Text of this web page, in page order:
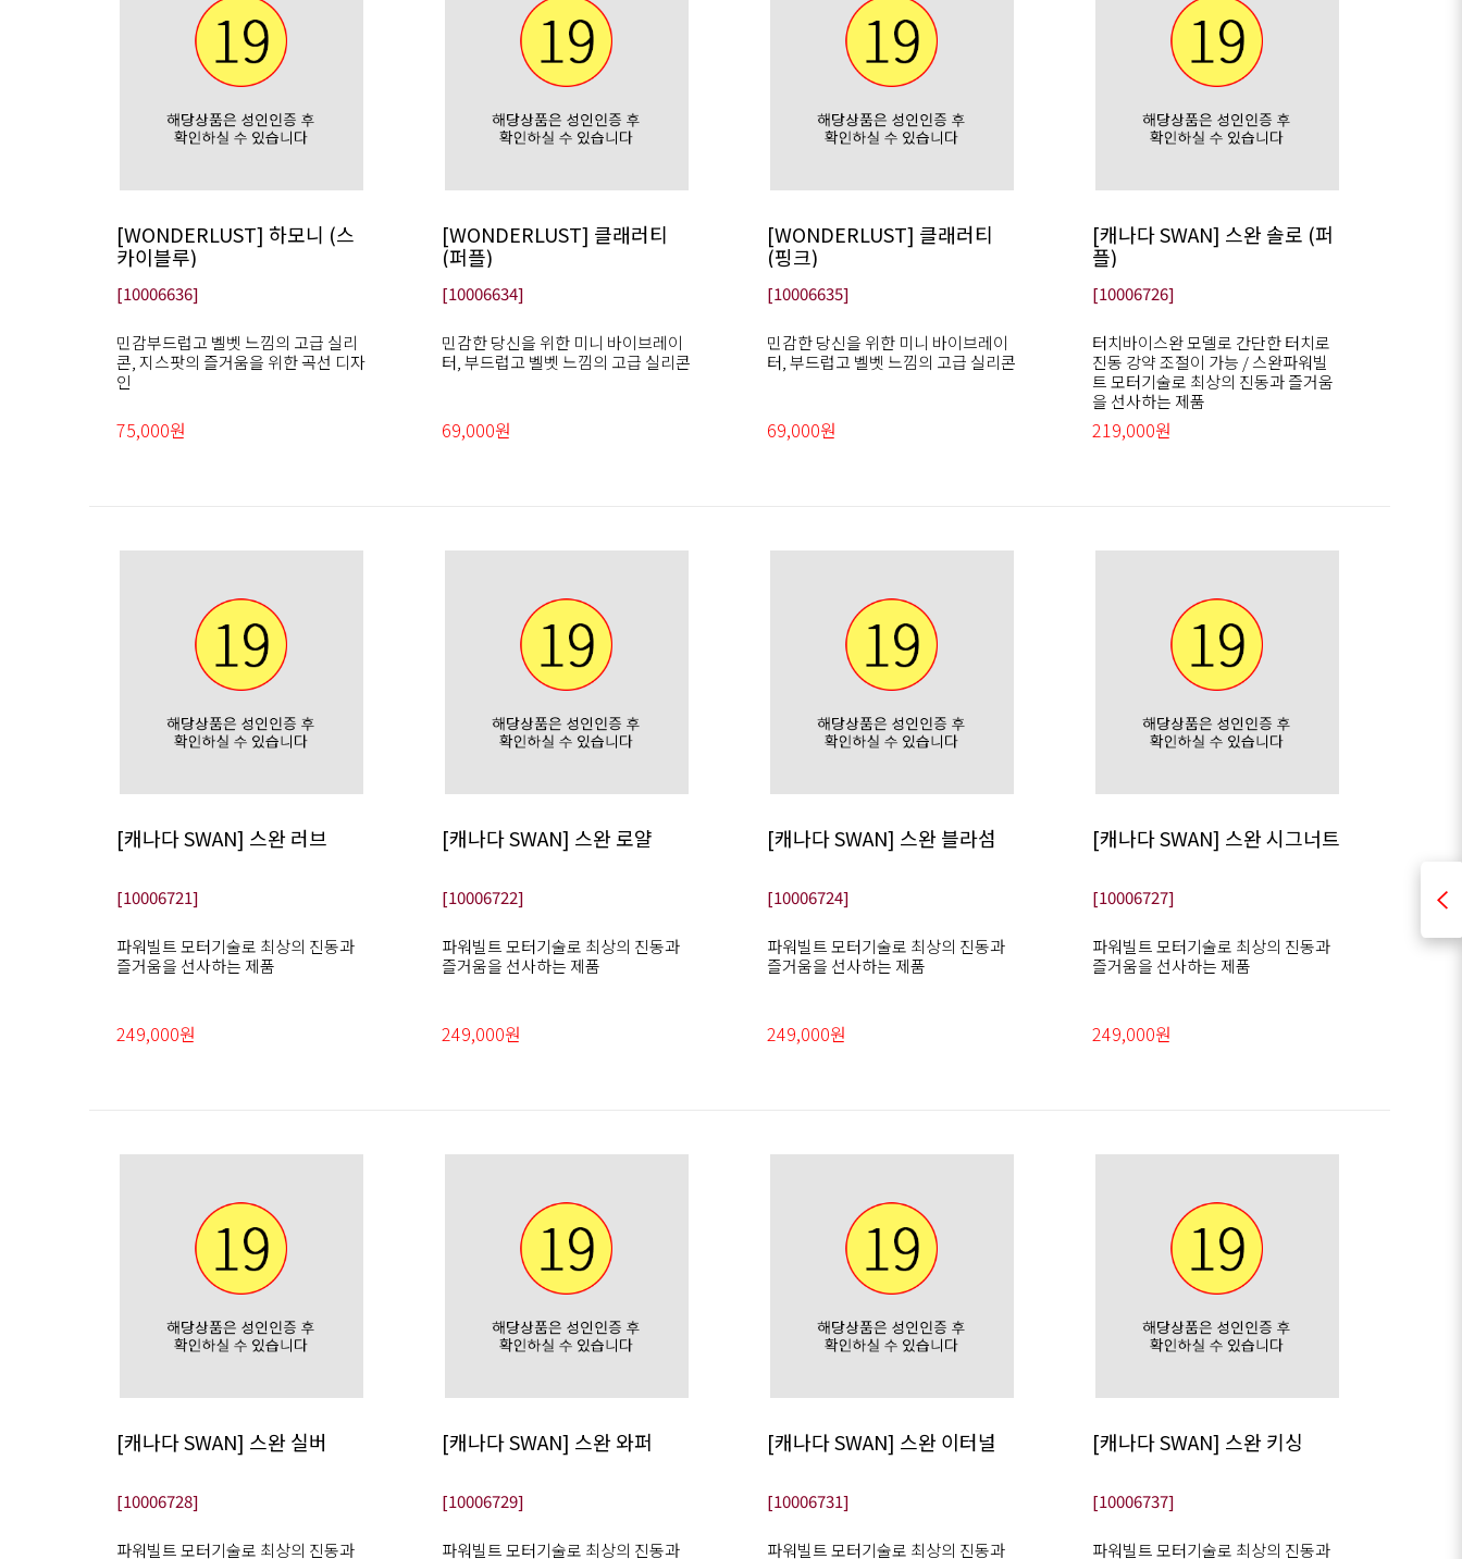
[WONDERLUST] 하모니 (스
카이블루)
[10006636]
민감부드럽고 벨벳 느낌의 고급 실리
콘, 지스팟의 즐거움을 위한 곡선 디자
인
75,000원
[WONDERLUST] 클래러티
(퍼플)
[10006634]
민감한 당신을 위한 미니 바이브레이
터, 부드럽고 벨벳 느낌의 고급 실리콘
69,000원
[WONDERLUST] 클래러티
(핑크)
[10006635]
민감한 당신을 위한 미니 바이브레이
터, 부드럽고 벨벳 느낌의 고급 실리콘
69,000원
[캐나다 SWAN] 스완 솔로 (퍼
플)
[10006726]
터치바이스완 모델로 간단한 터치로
진동 강약 조절이 가능 / 스완파워빌
트 모터기술로 최상의 진동과 즐거움
을 선사하는 제품
219,000원
[캐나다 SWAN] 스완 러브
[10006721]
파워빌트 모터기술로 최상의 진동과
즐거움을 선사하는 제품
249,000원
[캐나다 SWAN] 스완 로얄
[10006722]
파워빌트 모터기술로 최상의 진동과
즐거움을 선사하는 제품
249,000원
[캐나다 SWAN] 스완 블라섬
[10006724]
파워빌트 모터기술로 최상의 진동과
즐거움을 선사하는 제품
249,000원
[캐나다 SWAN] 스완 시그너트
[10006727]
파워빌트 모터기술로 최상의 진동과
즐거움을 선사하는 제품
249,000원
[캐나다 SWAN] 스완 실버
[10006728]
파워빌트 모터기술로 최상의 진동과
[캐나다 SWAN] 스완 와퍼
[10006729]
파워빌트 모터기술로 최상의 진동과
[캐나다 SWAN] 스완 이터널
[10006731]
파워빌트 모터기술로 최상의 진동과
[캐나다 SWAN] 스완 키싱
[10006737]
파워빌트 모터기술로 최상의 진동과